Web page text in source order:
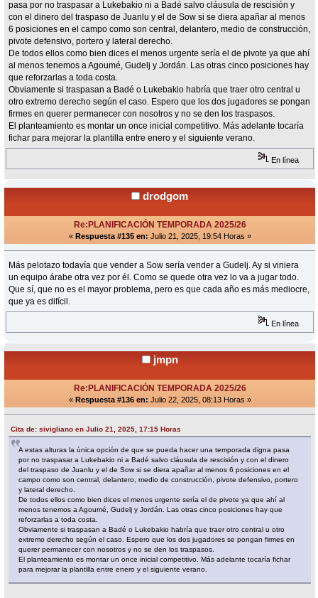
pasa por no traspasar a Lukebakio ni a Badé salvo cláusula de rescisión y
con el dinero del traspaso de Juanlu y el de Sow si se diera apañar al menos
6 posiciones en el campo como son central, delantero, medio de construcción,
pivote defensivo, portero y lateral derecho.
De todos ellos como bien dices el menos urgente sería el de pivote ya que ahí
al menos tenemos a Agoumé, Gudelj y Jordán. Las otras cinco posiciones hay
que reforzarlas a toda costa.
Obviamente si traspasan a Badé o Lukebakio habría que traer otro central u
otro extremo derecho según el caso. Espero que los dos jugadores se pongan
firmes en querer permanecer con nosotros y no se den los traspasos.
El planteamiento es montar un once inicial competitivo. Más adelante tocaría
fichar para mejorar la plantilla entre enero y el siguiente verano.
En línea
drodgom
Re:PLANIFICACIÓN TEMPORADA 2025/26
« Respuesta #135 en: Julio 21, 2025, 19:54 Horas »
Más pelotazo todavía que vender a Sow sería vender a Gudelj. Ay si viniera
un equipo árabe otra vez por él. Como se quede otra vez lo va a jugar todo.
Que sí, que no es el mayor problema, pero es que cada año es más mediocre,
que ya es difícil.
En línea
jmpn
Re:PLANIFICACIÓN TEMPORADA 2025/26
« Respuesta #136 en: Julio 22, 2025, 08:13 Horas »
Cita de: sivigliano en Julio 21, 2025, 17:15 Horas
A estas alturas la única opción de que se pueda hacer una temporada digna pasa
por no traspasar a Lukebakio ni a Badé salvo cláusula de rescisión y con el dinero
del traspaso de Juanlu y el de Sow si se diera apañar al menos 6 posiciones en el
campo como son central, delantero, medio de construcción, pivote defensivo, portero
y lateral derecho.
De todos ellos como bien dices el menos urgente sería el de pivote ya que ahí al
menos tenemos a Agoumé, Gudelj y Jordán. Las otras cinco posiciones hay que
reforzarlas a toda costa.
Obviamente si traspasan a Badé o Lukebakio habría que traer otro central u otro
extremo derecho según el caso. Espero que los dos jugadores se pongan firmes en
querer permanecer con nosotros y no se den los traspasos.
El planteamiento es montar un once inicial competitivo. Más adelante tocaría fichar
para mejorar la plantilla entre enero y el siguiente verano.